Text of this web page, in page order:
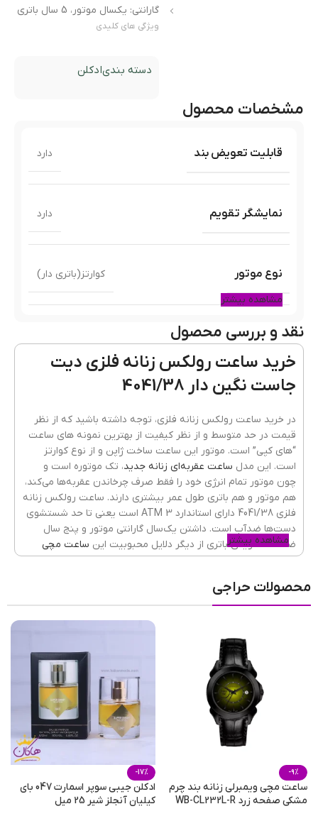
گارانتی: یکسال موتور، 5 سال باتری
ویژگی های کلیدی
دسته بندیادکلن
مشخصات محصول
قابلیت تعویض بند دارد
نمایشگر تقویم دارد
نوع موتور کوارتز(باتری دار)
رنگ قاب
جنس قاب
رنگ بند نقره ای رزگلد
جنسیت ساعت زنانه
نوع قفل سه تکه دکمه دار
فلزی
مشاهده بیشتر
نقد و بررسی محصول
خرید ساعت رولکس زنانه فلزی دیت
جاست نگین دار 4041/38
در خرید ساعت رولکس زنانه فلزی، توجه داشته باشید که از نظر
قیمت در حد متوسط و از نظر کیفیت از بهترین نمونه های ساعت
“های کپی” است. موتور این ساعت ساخت ژاپن و از نوع کوارتز
است. این مدل ساعت عقربه‌ای زنانه جدید، تک موتوره است و
چون موتور تمام انرژی خود را فقط صرف چرخاندن عقربه‌ها می‌کند،
هم موتور و هم باتری طول عمر بیشتری دارند. ساعت رولکس زنانه
فلزی 4041/38 دارای استاندارد 3 ATM است یعنی تا حد شستشوی
دست‌ها ضدآب است. داشتن یک‌سال گارانتی موتور و پنج سال
ضمانت تعویض باتری از دیگر دلایل محبوبیت این ساعت مچی
است. این ساعت بیشتر برای استایل کژوال و استفاده روزانه مناسب
یا دانشگاه بروید.
مشاهده بیشتر
محصولات حراجی
-9%
ساعت مچی ویمبرلی زنانه بند چرم
مشکی صفحه زرد WB-CL232L-R
-17%
ادکلن جیبی سوپر اسمارت 047 بای
کیلیان آنجلز شیر 25 میل